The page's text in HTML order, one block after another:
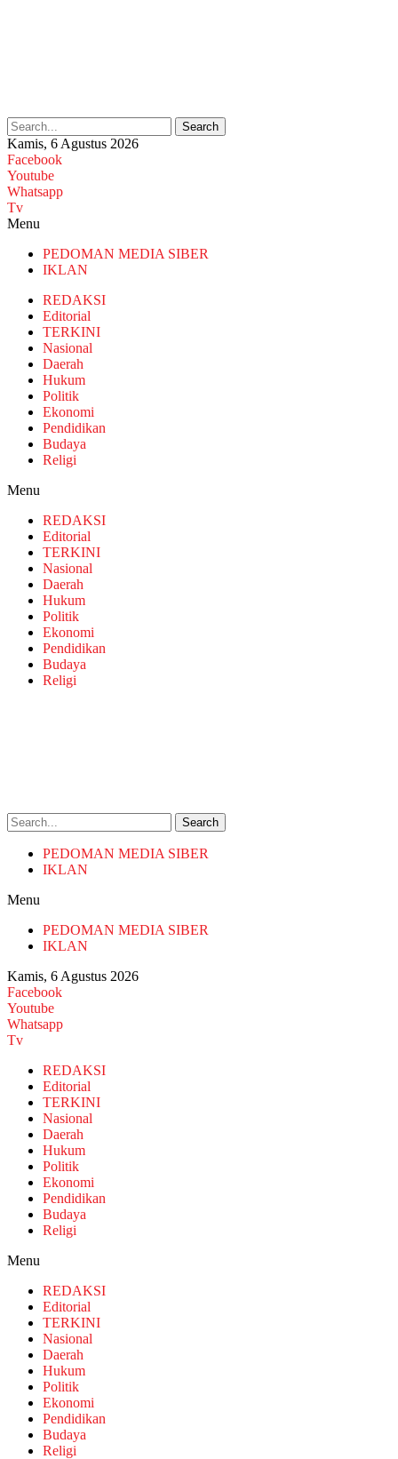
Search
Kamis, 6 Agustus 2026
Facebook
Youtube
Whatsapp
Tv
Menu
PEDOMAN MEDIA SIBER
IKLAN
REDAKSI
Editorial
TERKINI
Nasional
Daerah
Hukum
Politik
Ekonomi
Pendidikan
Budaya
Religi
Menu
REDAKSI
Editorial
TERKINI
Nasional
Daerah
Hukum
Politik
Ekonomi
Pendidikan
Budaya
Religi
Search
PEDOMAN MEDIA SIBER
IKLAN
Menu
PEDOMAN MEDIA SIBER
IKLAN
Kamis, 6 Agustus 2026
Facebook
Youtube
Whatsapp
Tv
REDAKSI
Editorial
TERKINI
Nasional
Daerah
Hukum
Politik
Ekonomi
Pendidikan
Budaya
Religi
Menu
REDAKSI
Editorial
TERKINI
Nasional
Daerah
Hukum
Politik
Ekonomi
Pendidikan
Budaya
Religi